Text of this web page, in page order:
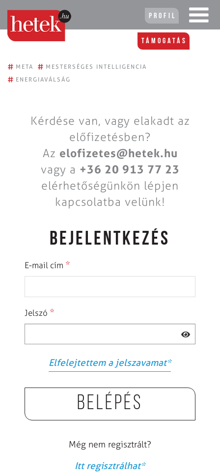
Profil
Támogatás
# META # MESTERSÉGES INTELLIGENCIA
# ENERGIAVÁLSÁG
Kérdése van, vagy elakadt az
előfizetésben?
Az elofizetes@hetek.hu
vagy a +36 20 913 77 23
elérhetőségünkön lépjen
kapcsolatba velünk!
BEJELENTKEZÉS
E-mail cím *
Jelszó *
Elfelejtettem a jelszavamat*
Belépés
Még nem regisztrált?
Itt regisztrálhat*